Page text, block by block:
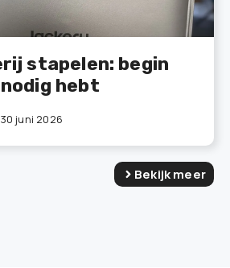
stapelen: begin
hebt
30 juni 2026
Bekijk meer